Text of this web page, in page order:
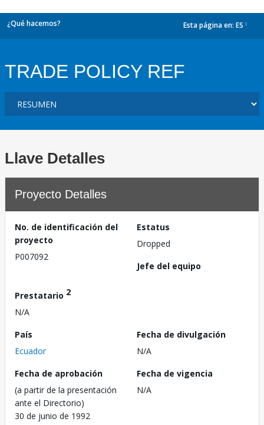
¿Qué hacemos? Esta página en: ES
TRADE POLICY REF
Llave Detalles
Proyecto Detalles
No. de identificación del
proyecto
P007092
Estatus
Dropped
Jefe del equipo
Prestatario 2
N/A
País
Ecuador
Fecha de divulgación
N/A
Fecha de aprobación
(a partir de la presentación
ante el Directorio)
30 de junio de 1992
Fecha de vigencia
N/A